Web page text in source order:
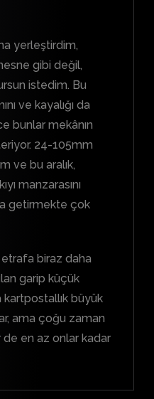
yerleştirdim,
gibi değil,
istedim. Bu
ve kayalığı da
bunlar mekânın
24-105mm
ve bu aralık,
manzarasını
getirmekte çok
biraz daha
garip küçük
kartpostallık büyük
ama çoğu zaman
en az onlar kadar